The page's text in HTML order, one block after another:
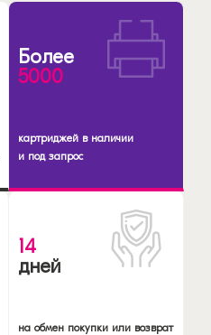
Более
5000
картриджей в наличии
и под запрос
14
дней
на обмен покупки или возврат